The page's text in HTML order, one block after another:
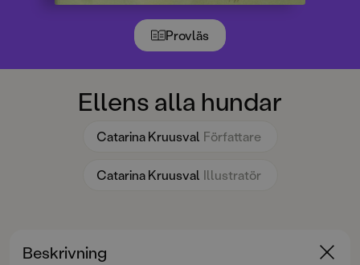
Provläs
Ellens alla hundar
Catarina Kruusval Författare
Catarina Kruusval Illustratör
Beskrivning